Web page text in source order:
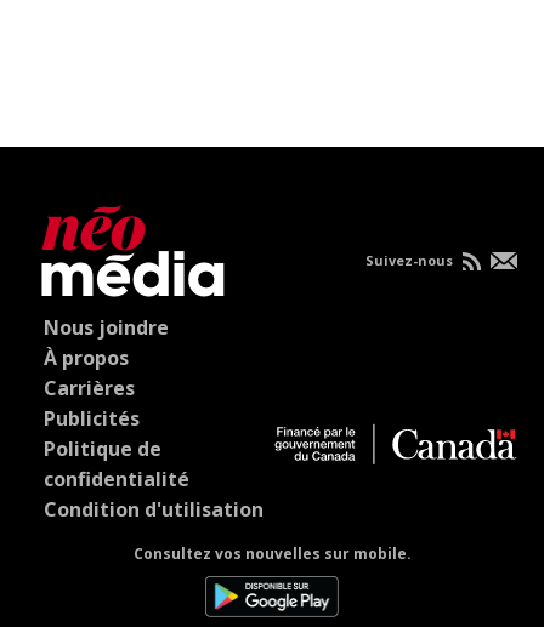
Nous joindre
À propos
Carrières
Publicités
Politique de
confidentialité
Condition d'utilisation
Consultez vos nouvelles sur mobile.
Suivez-nous